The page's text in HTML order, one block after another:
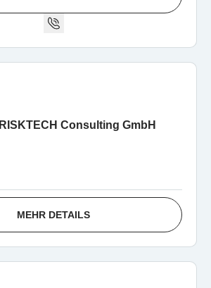
RISKTECH Consulting GmbH
MEHR DETAILS